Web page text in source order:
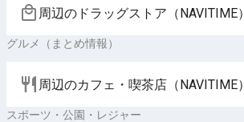
周辺のドラッグストア（NAVITIME）
グルメ（まとめ情報）
周辺のカフェ・喫茶店（NAVITIME）
スポーツ・公園・レジャー